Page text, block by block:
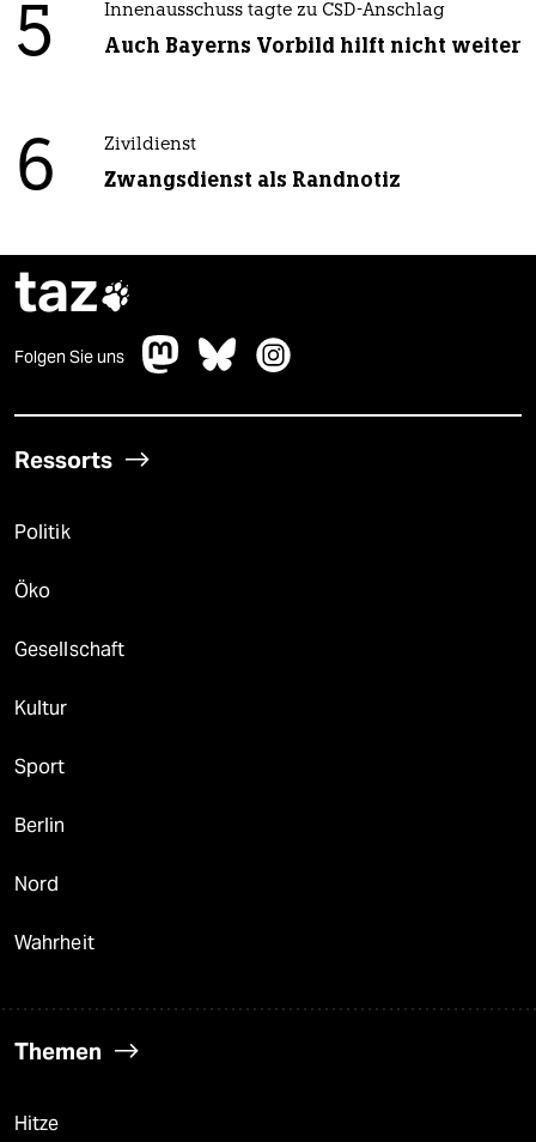
5 Innenausschuss tagte zu CSD-Anschlag
Auch Bayerns Vorbild hilft nicht weiter
6 Zivildienst
Zwangsdienst als Randnotiz
taz
Folgen Sie uns
Ressorts
Politik
Öko
Gesellschaft
Kultur
Sport
Berlin
Nord
Wahrheit
Themen
Hitze